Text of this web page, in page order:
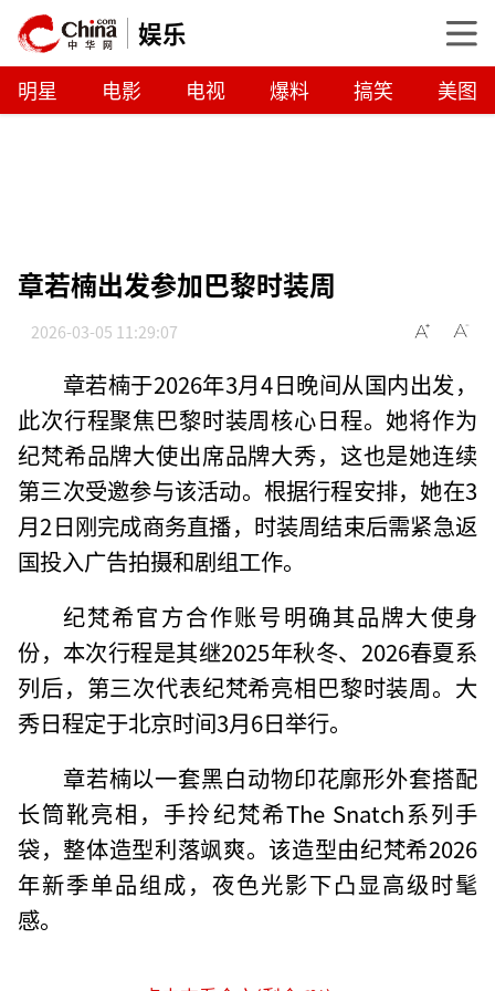
娱乐
明星 电影 电视 爆料 搞笑 美图
章若楠出发参加巴黎时装周
2026-03-05 11:29:07
章若楠于2026年3月4日晚间从国内出发，
此次行程聚焦巴黎时装周核心日程。她将作为
纪梵希品牌大使出席品牌大秀，这也是她连续
第三次受邀参与该活动。根据行程安排，她在3
月2日刚完成商务直播，时装周结束后需紧急返
国投入广告拍摄和剧组工作。
纪梵希官方合作账号明确其品牌大使身
份，本次行程是其继2025年秋冬、2026春夏系
列后，第三次代表纪梵希亮相巴黎时装周。大
秀日程定于北京时间3月6日举行。
章若楠以一套黑白动物印花廓形外套搭配
长筒靴亮相，手拎纪梵希The Snatch系列手
袋，整体造型利落飒爽。该造型由纪梵希2026
年新季单品组成，夜色光影下凸显高级时髦
感。